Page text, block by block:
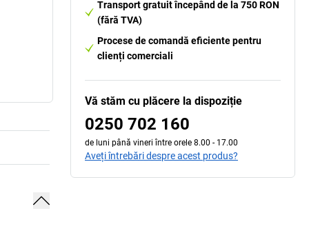
Transport gratuit începând de la 750 RON
(fără TVA)
Procese de comandă eficiente pentru
clienți comerciali
Vă stăm cu plăcere la dispoziție
0250 702 160
de luni până vineri între orele 8.00 - 17.00
Aveți întrebări despre acest produs?